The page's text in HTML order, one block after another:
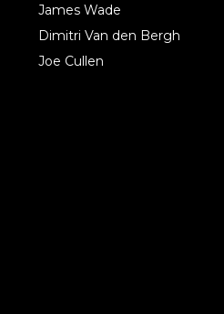
James Wade
Dimitri Van den Bergh
Joe Cullen